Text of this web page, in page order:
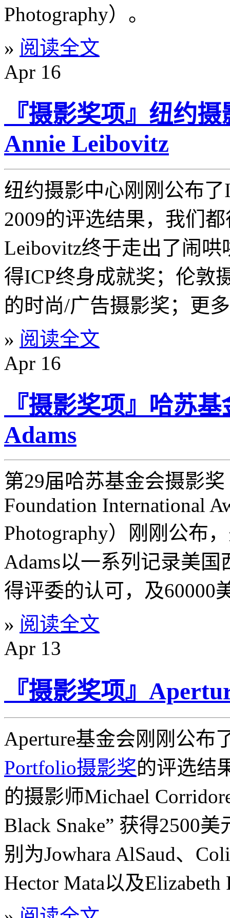
Photography）。
» 阅读全文
Apr 16
『摄影奖项』纽约
Annie Leibovitz
纽约摄影中心刚刚公布了
2009的评选结果，我们
Leibovitz终于走出了闹
得ICP终身成就奖；伦敦
的时尚/广告摄影奖；更
» 阅读全文
Apr 16
『摄影奖项』哈苏
Adams
第29届哈苏基金会摄影奖
Foundation International
Photography）刚刚公布
Adams以一系列记录美
得评委的认可，及60000
» 阅读全文
Apr 13
『摄影奖项』
Aperture基金会刚刚公布
Portfolio摄影奖的评选结
的摄影师Michael
Black Snake” 获得2500
别为Jowhara AlSaud、
Hector Mata以及Elizabeth